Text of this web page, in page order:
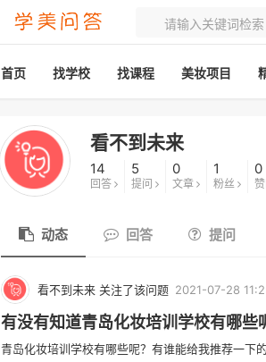
首页 找学校 找课程 美妆项目
看不到未来
14
回答
5
提问
0
文章
1
粉丝
0
动态 回答 提问
看不到未来 关注了该问题 2021-07-28
有没有知道青岛化妆培训学校有哪些
青岛化妆培训学校有哪些呢？有谁能给我推荐一下